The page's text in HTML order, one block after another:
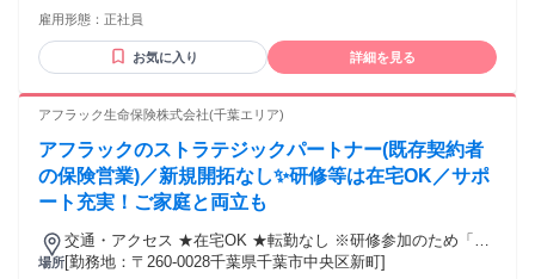
てくるやりがい 「助かりました！」と笑顔をいただける瞬間
が、この仕事の魅力。 ★ 社会貢献性が高い業界 単なる仕事
ではなく、誰かの人生の大切な節目に関わる責任あるお仕
中心だから、同世代と一緒に働ける安心感も◎ 「人の役に立
る方にはピッタリ！ 同世代の仲間と一緒に、社会に必要とさ
れる仕事に挑戦してみませんか？
動）
ある方、 経験が浅い方も大歓迎！ 「人の話を聞くことが得
意」 「お客様と長く関係を築きたい」 そんな方を歓迎しま
顧客へのルート営業経験 ※商材・顧客・経験年数は問いませ
ッタリです＞ □売って終わりではなく、 お客様と長く向き合
いたい方 □数字だけでなく、 信頼関係を大切にしたい方 □相
手の話を丁寧に聞ける方 □周囲と協力しながら仕事を進めら
れる方 □落ち着いた営業環境で働きたい方 □ブランク明けで保
険業界に復帰したい方 □仕事と私生活を両立しながら 長く働
きたい方
雇用形態： 正社員
お気に入り 詳細を見る
アフラック生命保険株式会社(千葉エリア)
アフラックのストラテジックパートナー(既存契約者
の保険営業)／新規開拓なし✨研修等は在宅OK／サポ
ート充実！ご家庭と両立も
場所
交通・アクセス ★在宅OK ★転勤なし ※研修参加のため「新
宿区西新宿」への出社あり
[勤務地：〒260-0028千葉県千葉市中央区新町]